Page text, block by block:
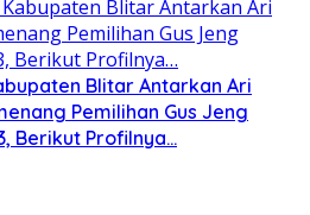
Blitar Antarkan Ari
Pemilihan Gus Jeng
Berikut Profilnya…